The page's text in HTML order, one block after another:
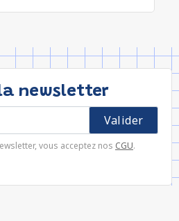
newsletter
vous acceptez nos CGU.